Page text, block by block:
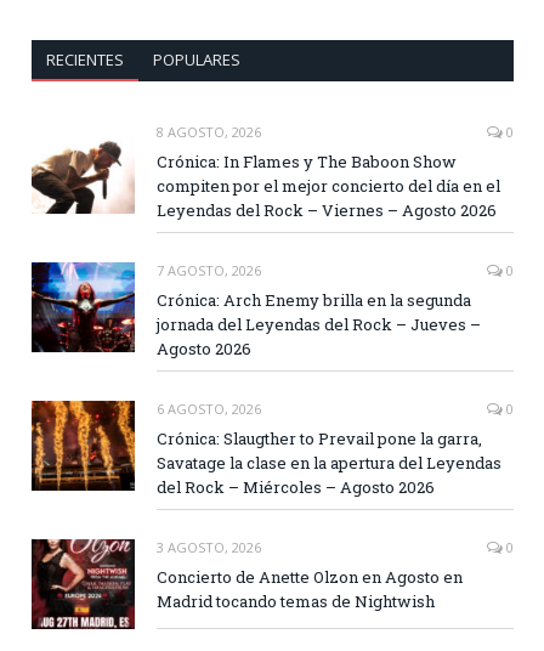
RECIENTES POPULARES
8 AGOSTO, 2026 0
Crónica: In Flames y The Baboon Show
compiten por el mejor concierto del día en el
Leyendas del Rock – Viernes – Agosto 2026
7 AGOSTO, 2026 0
Crónica: Arch Enemy brilla en la segunda
jornada del Leyendas del Rock – Jueves –
Agosto 2026
6 AGOSTO, 2026 0
Crónica: Slaugther to Prevail pone la garra,
Savatage la clase en la apertura del Leyendas
del Rock – Miércoles – Agosto 2026
3 AGOSTO, 2026 0
Concierto de Anette Olzon en Agosto en
Madrid tocando temas de Nightwish